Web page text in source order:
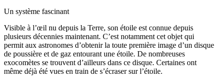
Un système fascinant
Visible à l’œil nu depuis la Terre, son étoile est connue depuis
plusieurs décennies maintenant. C’est notamment cet objet qui
permit aux astronomes d’obtenir la toute première image d’un disque
de poussière et de gaz entourant une étoile. De nombreuses
exocomètes se trouvent d’ailleurs dans ce disque. Certaines ont
même déjà été vues en train de s’écraser sur l’étoile.